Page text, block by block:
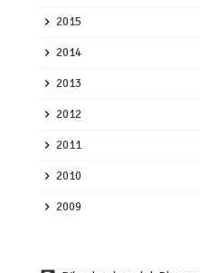
2015
2014
2013
2012
2011
2010
2009